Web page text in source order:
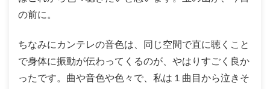
の前に。
ちなみにカンテレの音色は、同じ空間で直に聴くこと
で身体に振動が伝わってくるのが、やはりすごく良か
ったです。曲や音色や色々で、私は１曲目から泣きそ